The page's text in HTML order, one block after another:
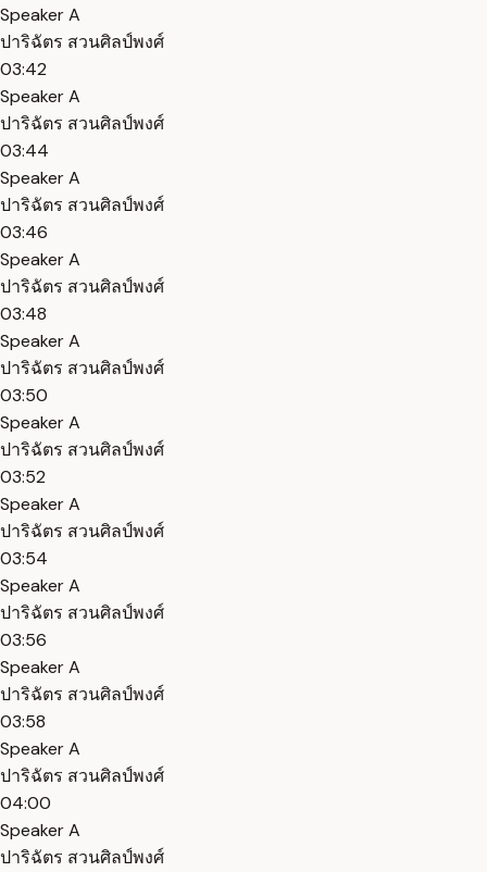
Speaker A
ปาริฉัตร สวนศิลป์พงศ์
03:42
Speaker A
ปาริฉัตร สวนศิลป์พงศ์
03:44
Speaker A
ปาริฉัตร สวนศิลป์พงศ์
03:46
Speaker A
ปาริฉัตร สวนศิลป์พงศ์
03:48
Speaker A
ปาริฉัตร สวนศิลป์พงศ์
03:50
Speaker A
ปาริฉัตร สวนศิลป์พงศ์
03:52
Speaker A
ปาริฉัตร สวนศิลป์พงศ์
03:54
Speaker A
ปาริฉัตร สวนศิลป์พงศ์
03:56
Speaker A
ปาริฉัตร สวนศิลป์พงศ์
03:58
Speaker A
ปาริฉัตร สวนศิลป์พงศ์
04:00
Speaker A
ปาริฉัตร สวนศิลป์พงศ์